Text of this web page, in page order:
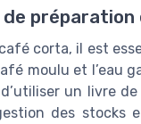
corta, il est
moulu et l’eau
un livre
des stocks